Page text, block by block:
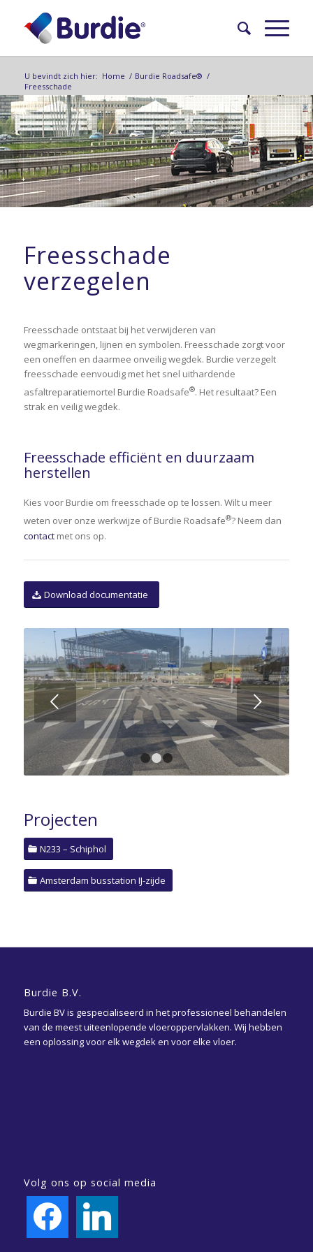
U bevindt zich hier: Home / Burdie Roadsafe® /
Freesschade
Freesschade
verzegelen
Freesschade ontstaat bij het verwijderen van
wegmarkeringen, lijnen en symbolen. Freesschade zorgt voor
een oneffen en daarmee onveilig wegdek. Burdie verzegelt
freesschade eenvoudig met het snel uithardende
asfaltreparatiemortel Burdie Roadsafe®. Het resultaat? Een
strak en veilig wegdek.
Freesschade efficiënt en duurzaam
herstellen
Kies voor Burdie om freesschade op te lossen. Wilt u meer
weten over onze werkwijze of Burdie Roadsafe®? Neem dan
contactmet ons op.
Download documentatie
Volgende
1 2 3
Projecten
N233 – Schiphol
Amsterdam busstation IJ-zijde
Burdie B.V.
Burdie BV is gespecialiseerd in het professioneel behandelen
van de meest uiteenlopende vloeroppervlakken. Wij hebben
een oplossing voor elk wegdek en voor elke vloer.
Volg ons op social media
facebook linkedin